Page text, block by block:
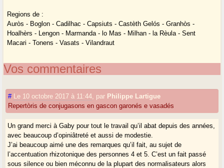
Regions de :
Auròs - Boglon - Cadilhac - Capsiuts - Castèth Gelós - Granhòs -
Hoalhèrs - Lengon - Marmanda - lo Mas - Milhan - la Rèula - Sent
Macari - Tonens - Vasats - Vilandraut
Vos commentaires
# Le 10 octobre 2017 à 11:44 par Philippe Lartigue
Repertòris de conjugasons en gascon garonés e vasadés
Un grand merci à Gaby pour tout le travail qu’il abat depuis des années,
avec beaucoup d’opiniâtreté et aussi de modestie.
J’ai beaucoup aimé une des remarques qu’il fait, au sujet de
l’accentuation rhizotonique des personnes 4 et 5. C’est un fait passé
sous silence ou bien méconnu de la plupart des normalisateurs alors